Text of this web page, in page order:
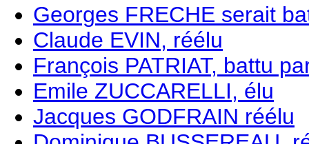
Georges FRECHE serait
Claude EVIN, réélu
François PATRIAT, battu
Emile ZUCCARELLI, élu
Jacques GODFRAIN réélu